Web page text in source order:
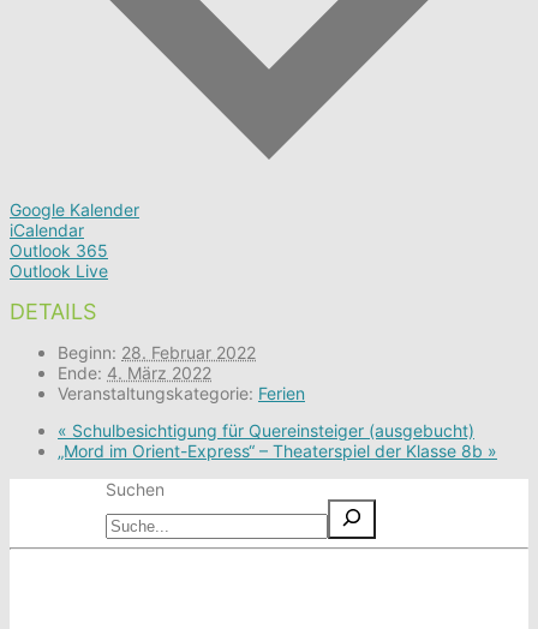
Google Kalender
iCalendar
Outlook 365
Outlook Live
DETAILS
Beginn: 28. Februar 2022
Ende: 4. März 2022
Veranstaltungskategorie: Ferien
« Schulbesichtigung für Quereinsteiger (ausgebucht)
„Mord im Orient-Express“ – Theaterspiel der Klasse 8b »
Suchen